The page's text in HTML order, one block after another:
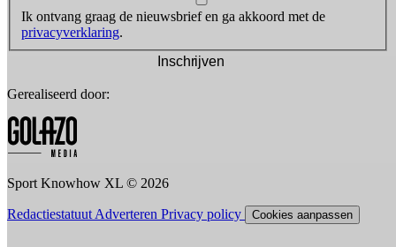
Ik ontvang graag de nieuwsbrief en ga akkoord met de
privacyverklaring.
Inschrijven
Gerealiseerd door:
Sport Knowhow XL © 2026
Redactiestatuut Adverteren Privacy policy Cookies aanpassen